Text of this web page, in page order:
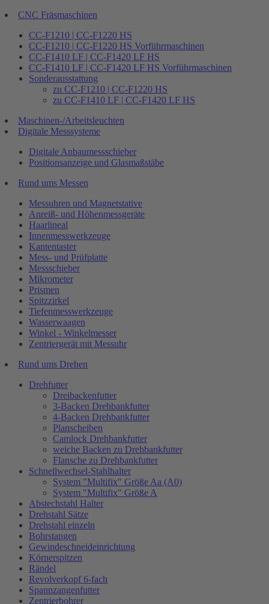
CNC Fräsmaschinen
CC-F1210 | CC-F1220 HS
CC-F1210 | CC-F1220 HS Vorführmaschinen
CC-F1410 LF | CC-F1420 LF HS
CC-F1410 LF | CC-F1420 LF HS Vorführmaschinen
Sonderausstattung
zu CC-F1210 | CC-F1220 HS
zu CC-F1410 LF | CC-F1420 LF HS
Maschinen-/Arbeitsleuchten
Digitale Messsysteme
Digitale Anbaumessschieber
Positionsanzeige und Glasmaßstäbe
Rund ums Messen
Messuhren und Magnetstative
Anreiß- und Höhenmessgeräte
Haarlineal
Innenmesswerkzeuge
Kantentaster
Mess- und Prüfplatte
Messschieber
Mikrometer
Prismen
Spitzzirkel
Tiefenmesswerkzeuge
Wasserwaagen
Winkel - Winkelmesser
Zentriergerät mit Messuhr
Rund ums Drehen
Drehfutter
Dreibackenfutter
3-Backen Drehbankfutter
4-Backen Drehbankfutter
Planscheiben
Camlock Drehbankfutter
weiche Backen zu Drehbankfutter
Flansche zu Drehbankfutter
Schnellwechsel-Stahlhalter
System "Multifix" Größe Aa (A0)
System "Multifix" Größe A
Abstechstahl Halter
Drehstahl Sätze
Drehstahl einzeln
Bohrstangen
Gewindeschneideinrichtung
Körnerspitzen
Rändel
Revolverkopf 6-fach
Spannzangenfutter
Zentrierbohrer